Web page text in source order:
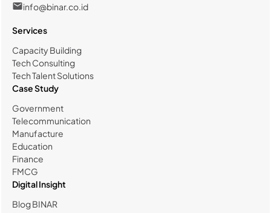
info@binar.co.id
Services
Capacity Building
Tech Consulting
Tech Talent Solutions
Case Study
Government
Telecommunication
Manufacture
Education
Finance
FMCG
Digital Insight
Blog BINAR